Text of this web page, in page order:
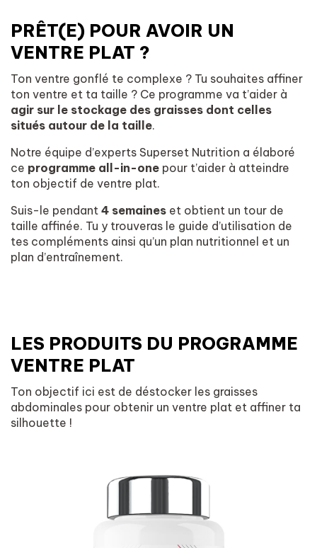
PRÊT(E) POUR AVOIR UN
VENTRE PLAT ?
Ton ventre gonflé te complexe ? Tu souhaites affiner
ton ventre et ta taille ? Ce programme va t’aider à
agir sur le stockage des graisses dont celles
situés autour de la taille.
Notre équipe d’experts Superset Nutrition a élaboré
ce programme all-in-one pour t’aider à atteindre
ton objectif de ventre plat.
Suis-le pendant 4 semaines et obtient un tour de
taille affinée. Tu y trouveras le guide d’utilisation de
tes compléments ainsi qu’un plan nutritionnel et un
plan d’entraînement.
LES PRODUITS DU PROGRAMME
VENTRE PLAT
Ton objectif ici est de déstocker les graisses
abdominales pour obtenir un ventre plat et affiner ta
silhouette !